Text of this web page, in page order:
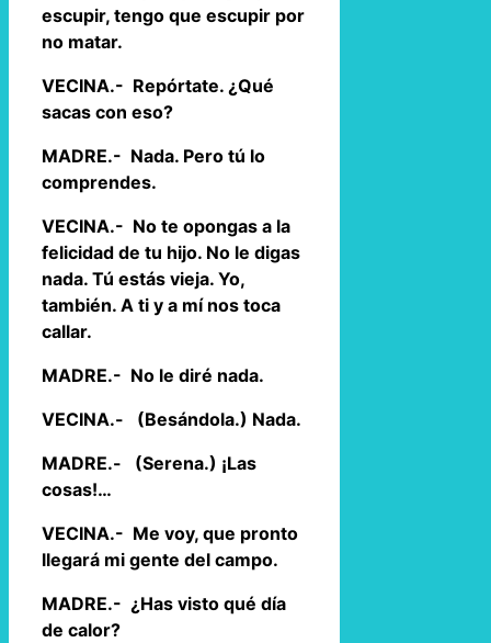
escupir, tengo que escupir por
no matar.
VECINA.- Repórtate. ¿Qué
sacas con eso?
MADRE.- Nada. Pero tú lo
comprendes.
VECINA.- No te opongas a la
felicidad de tu hijo. No le digas
nada. Tú estás vieja. Yo,
también. A ti y a mí nos toca
callar.
MADRE.- No le diré nada.
VECINA.- (Besándola.) Nada.
MADRE.- (Serena.) ¡Las
cosas!…
VECINA.- Me voy, que pronto
llegará mi gente del campo.
MADRE.- ¿Has visto qué día
de calor?